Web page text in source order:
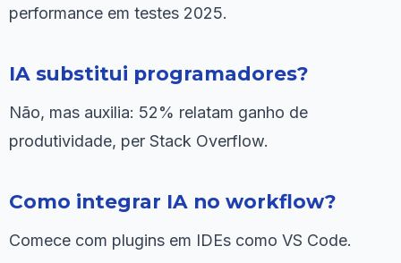
performance em testes 2025.
IA substitui programadores?
Não, mas auxilia: 52% relatam ganho de
produtividade, per Stack Overflow.
Como integrar IA no workflow?
Comece com plugins em IDEs como VS Code.